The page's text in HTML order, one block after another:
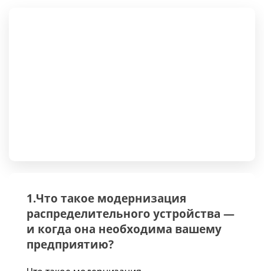
1.Что такое модернизация
распределительного устройства —
и когда она необходима вашему
предприятию?